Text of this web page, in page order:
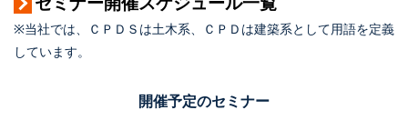
※当社では、ＣＰＤＳは土木系、ＣＰＤは建築系として用語を定義
しています。
開催予定のセミナー